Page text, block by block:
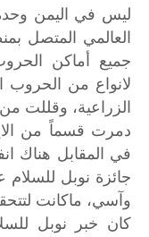
ليس في اليمن
العالمي المتصل
جميع أماكن
لانواع من الحروب
الزراعية، وقللت من
دمرت قسماً من
في المقابل هناك
جائزة نوبل للسلام
وآسي، ماكانت
كان خبر نوبل